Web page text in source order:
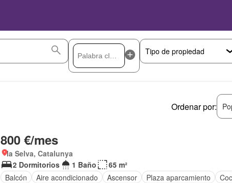
Ordenar por:
800 €/mes
la Selva, Catalunya
2 Dormitorios
1 Baño
65 m²
Balcón
Aire acondicionado Ascensor Plaza aparcamiento